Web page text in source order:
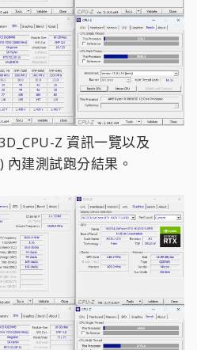
Z 資訊一覽以及
建測試跑分結果。